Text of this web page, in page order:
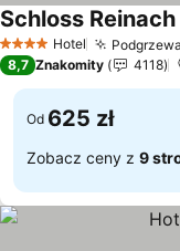
4 KategoriaHotel
Schloss Reinach
8,7 Znakomity 4118
Od 625 zł
Zobacz ceny z 9